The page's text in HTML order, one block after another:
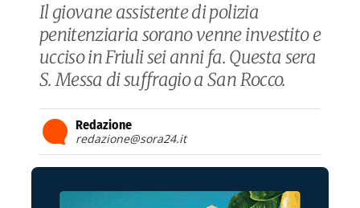
Il giovane assistente di polizia
penitenziaria sorano venne investito e
ucciso in Friuli sei anni fa. Questa sera
S. Messa di suffragio a San Rocco.
Redazione
redazione@sora24.it